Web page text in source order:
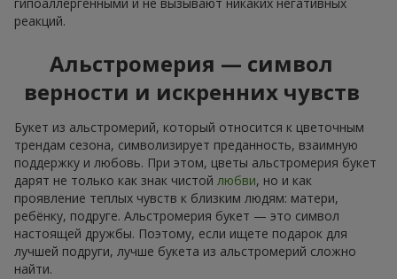
реакций.
Альстромерия — символ
верности и искренних чувств
Букет из альстромерий, который относится к цветочным
трендам сезона, символизирует преданность, взаимную
поддержку и любовь. При этом, цветы альстромерия букет
дарят не только как знак чистой любви, но и как
проявление теплых чувств к близким людям: матери,
ребёнку, подруге. Альстромерия букет — это символ
настоящей дружбы. Поэтому, если ищете подарок для
лучшей подруги, лучше букета из альстромерий сложно
найти.